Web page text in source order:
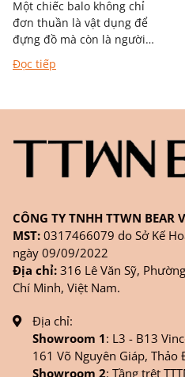
Một chiếc balo không chỉ
đơn thuần là vật dụng để
đựng đồ mà còn là người
bạn đồng hành trong từng
chặng đường học tập,...
Đọc tiếp
CÔNG TY TNHH TTWN BEAR
MST: 0317466079 do Sở Kế
ngày 09/09/2022
Địa chỉ: 316 Lê Văn Sỹ,
Chí Minh, Việt Nam.
Địa chỉ:
Showroom 1: L3 - B13
161 Võ Nguyên Giáp, Thảo
Showroom 2: Tầng trệt